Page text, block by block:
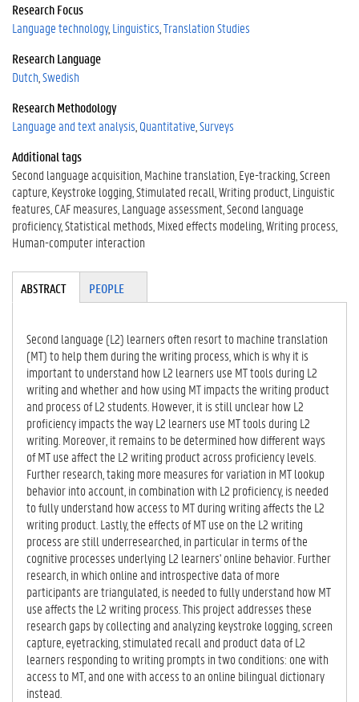
Research Focus
Language technology Linguistics Translation Studies
Research Language
Dutch Swedish
Research Methodology
Language and text analysis Quantitative Surveys
Additional tags
Second language acquisition Machine translation Eye-tracking Screen
capture Keystroke logging Stimulated recall Writing product Linguistic
features CAF measures Language assessment Second language
proficiency Statistical methods Mixed effects modeling Writing process
Human-computer interaction
Tabgroup
ABSTRACT(A
E
TA
B)
PEOPLE
Second language (L2) learners often resort to machine translation
(MT) to help them during the writing process, which is why it is
important to understand how L2 learners use MT tools during L2
writing and whether and how using MT impacts the writing product
and process of L2 students. However, it is still unclear how L2
proficiency impacts the way L2 learners use MT tools during L2
writing. Moreover, it remains to be determined how different ways
of MT use affect the L2 writing product across proficiency levels.
Further research, taking more measures for variation in MT lookup
behavior into account, in combination with L2 proficiency, is needed
to fully understand how access to MT during writing affects the L2
writing product. Lastly, the effects of MT use on the L2 writing
process are still underresearched, in particular in terms of the
cognitive processes underlying L2 learners' online behavior. Further
research, in which online and introspective data of more
participants are triangulated, is needed to fully understand how MT
use affects the L2 writing process. This project addresses these
research gaps by collecting and analyzing keystroke logging, screen
capture, eyetracking, stimulated recall and product data of L2
learners responding to writing prompts in two conditions: one with
access to MT, and one with access to an online bilingual dictionary
instead.